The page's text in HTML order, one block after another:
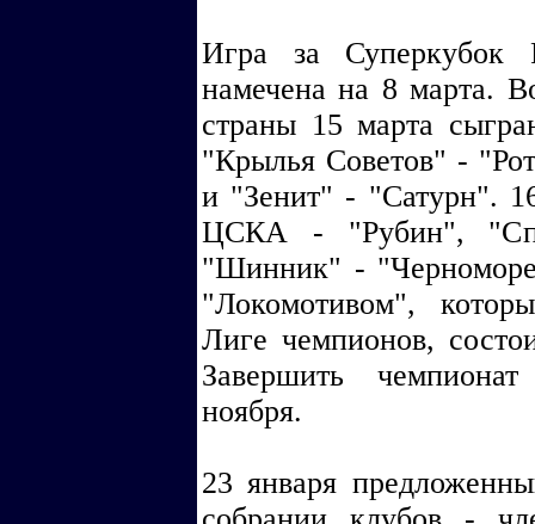
Игра за
намечена на 8 марта.
страны 15 марта
"Крылья Советов" -
и "Зенит" - "Сатурн".
ЦСКА - "Рубин",
"Шинник" -
"Локомотивом",
Лиге чемпионов,
Завершить
ноября.
23 января